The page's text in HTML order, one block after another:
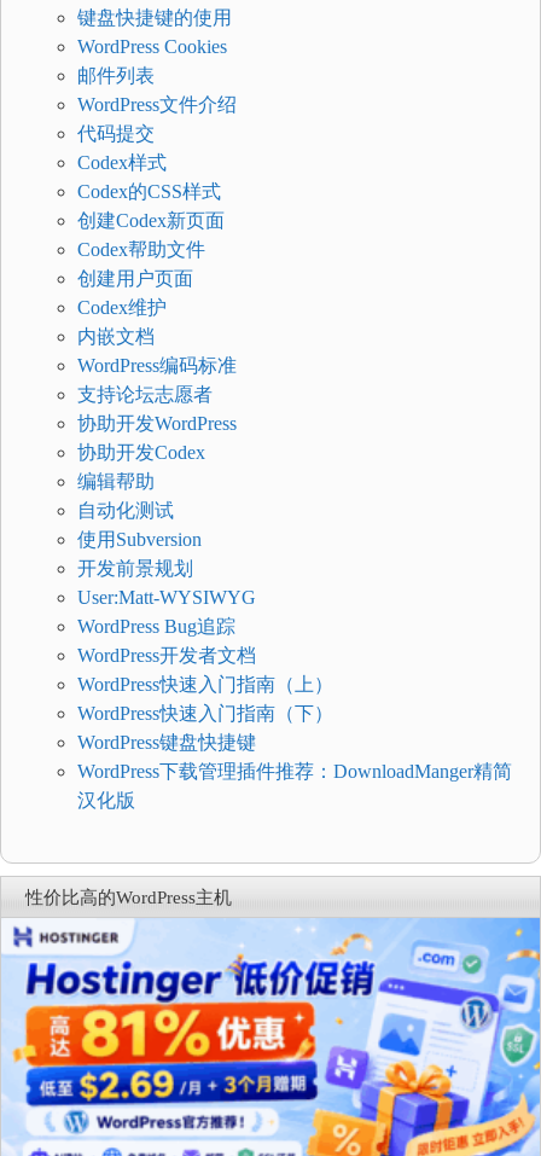
键盘快捷键的使用
WordPress Cookies
邮件列表
WordPress文件介绍
代码提交
Codex样式
Codex的CSS样式
创建Codex新页面
Codex帮助文件
创建用户页面
Codex维护
内嵌文档
WordPress编码标准
支持论坛志愿者
协助开发WordPress
协助开发Codex
编辑帮助
自动化测试
使用Subversion
开发前景规划
User:Matt-WYSIWYG
WordPress Bug追踪
WordPress开发者文档
WordPress快速入门指南（上）
WordPress快速入门指南（下）
WordPress键盘快捷键
WordPress下载管理插件推荐：DownloadManger精简
汉化版
性价比高的WordPress主机